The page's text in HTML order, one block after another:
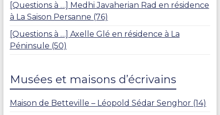
[Questions à …] Medhi Javaherian Rad en résidence
à La Saison Persanne (76)
[Questions à …] Axelle Glé en résidence à La
Péninsule (50)
Musées et maisons d’écrivains
Maison de Betteville – Léopold Sédar Senghor (14)